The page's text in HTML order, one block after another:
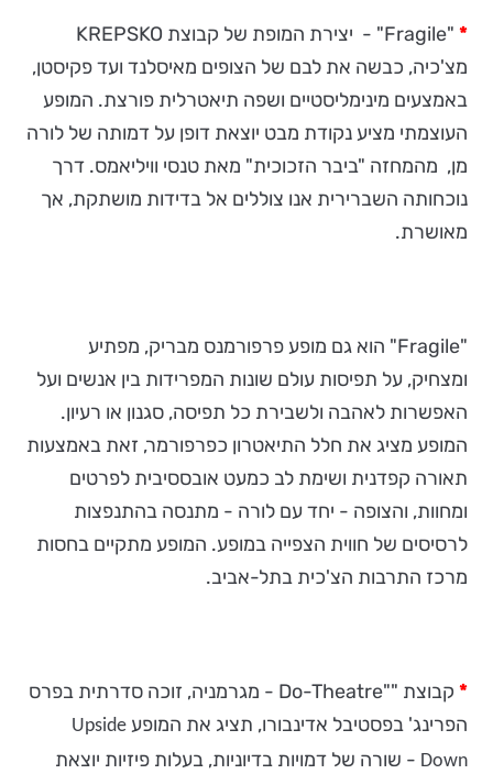
*
"Fragile" - יצירת המופת של קבוצת KREPSKO
מצ'כיה, כבשה את לבם של הצופים מאיסלנד ועד פקיסטן,
באמצעים מינימליסטיים ושפה תיאטרלית פורצת. המופע
העוצמתי מציע נקודת מבט יוצאת דופן על דמותה של לורה
מן, מהמחזה "ביבר הזכוכית" מאת טנסי וויליאמס. דרך
נוכחותה השברירית אנו צוללים אל בדידות מושתקת, אך
מאושרת.
"Fragile" הוא גם מופע פרפורמנס מבריק, מפתיע
ומצחיק, על תפיסות עולם שונות המפרידות בין אנשים ועל
האפשרות לאהבה ולשבירת כל תפיסה, סגנון או רעיון.
המופע מציג את חלל התיאטרון כפרפורמר, זאת באמצעות
תאורה קפדנית ושימת לב כמעט אובססיבית לפרטים
ומחוות, והצופה - יחד עם לורה - מתנסה בהתנפצות
לרסיסים של חווית הצפייה במופע. המופע מתקיים בחסות
מרכז התרבות הצ'כית בתל-אביב.
*
קבוצת ""Do-Theatre - מגרמניה, זוכה סדרתית בפרס
הפרינג' בפסטיבל אדינבורו, תציג את המופע Upside
Down - שורה של דמויות בדיוניות, בעלות פיזיות יוצאת